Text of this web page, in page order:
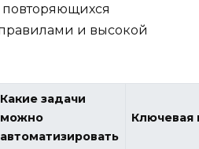
и высокой
Какие задачи
можно
автоматизировать
Ключевая